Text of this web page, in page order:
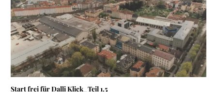
Start frei für Dalli Klick_Teil 1.5